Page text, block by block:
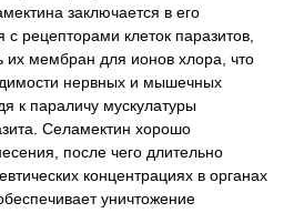
заключается в его
с рецепторами клеток паразитов,
мембран для ионов хлора, что
нервных и мышечных
к параличу мускулатуры
Селамектин хорошо
после чего длительно
концентрациях в органах
уничтожение